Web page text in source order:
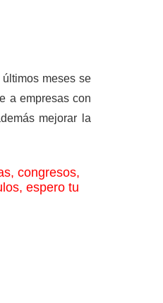
meses se
a empresas con
mejorar la
congresos,
espero tu